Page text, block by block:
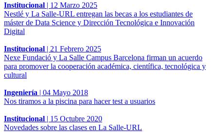
Institucional | 12 Marzo 2025
Nestlé y La Salle-URL entregan las becas a los estudiantes de
máster de Data Science y Dirección Tecnológica e Innovación
Digital
Institucional | 21 Febrero 2025
Nexe Fundació y La Salle Campus Barcelona firman un acuerdo
para promover la cooperación académica, científica, tecnológica y
cultural
Ingeniería | 04 Mayo 2018
Nos tiramos a la piscina para hacer test a usuarios
Institucional | 15 Octubre 2020
Novedades sobre las clases en La Salle-URL